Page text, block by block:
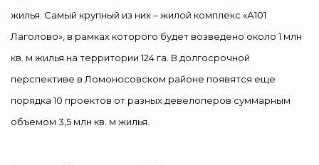
жилья. Самый крупный из них – жилой комплекс «А101
Лаголово», в рамках которого будет возведено около 1 млн
кв. м жилья на территории 124 га. В долгосрочной
перспективе в Ломоносовском районе появятся еще
порядка 10 проектов от разных девелоперов суммарным
объемом 3,5 млн кв. м жилья.